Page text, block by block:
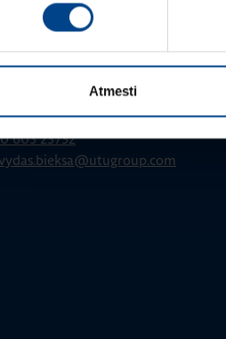
Atmesti
klausimus.
603 23732